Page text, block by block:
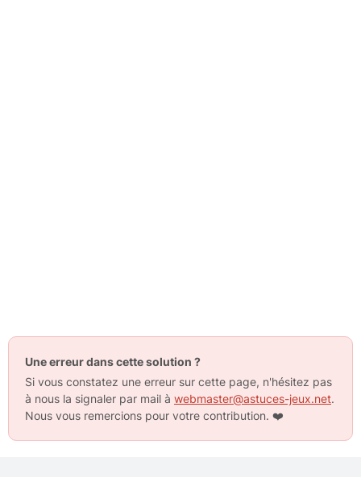
Une erreur dans cette solution ?
Si vous constatez une erreur sur cette page, n'hésitez pas
à nous la signaler par mail à webmaster@astuces-jeux.net.
Nous vous remercions pour votre contribution. ❤️